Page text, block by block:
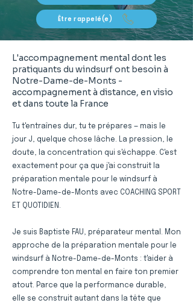
Être rappelé(e)
L'accompagnement mental dont les
pratiquants du windsurf ont besoin à
Notre-Dame-de-Monts -
accompagnement à distance, en visio
et dans toute la France
Tu t'entraînes dur, tu te prépares — mais le
jour J, quelque chose lâche. La pression, le
doute, la concentration qui s'échappe. C'est
exactement pour ça que j'ai construit la
préparation mentale pour le windsurf à
Notre-Dame-de-Monts avec COACHING SPORT
ET QUOTIDIEN.
Je suis Baptiste FAU, préparateur mental. Mon
approche de la préparation mentale pour le
windsurf à Notre-Dame-de-Monts : t'aider à
comprendre ton mental en faire ton premier
atout. Parce que la performance durable,
elle se construit autant dans la tête que